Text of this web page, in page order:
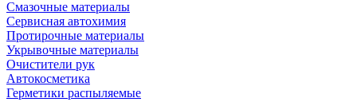
Смазочные материалы
Сервисная автохимия
Протирочные материалы
Укрывочные материалы
Очистители рук
Автокосметика
Герметики распыляемые